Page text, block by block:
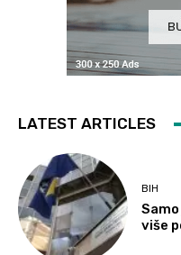
LATEST ARTICLES
BIH
više